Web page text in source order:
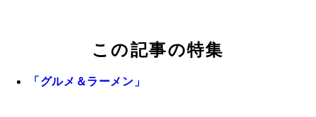
この記事の特集
「グルメ＆ラーメン」